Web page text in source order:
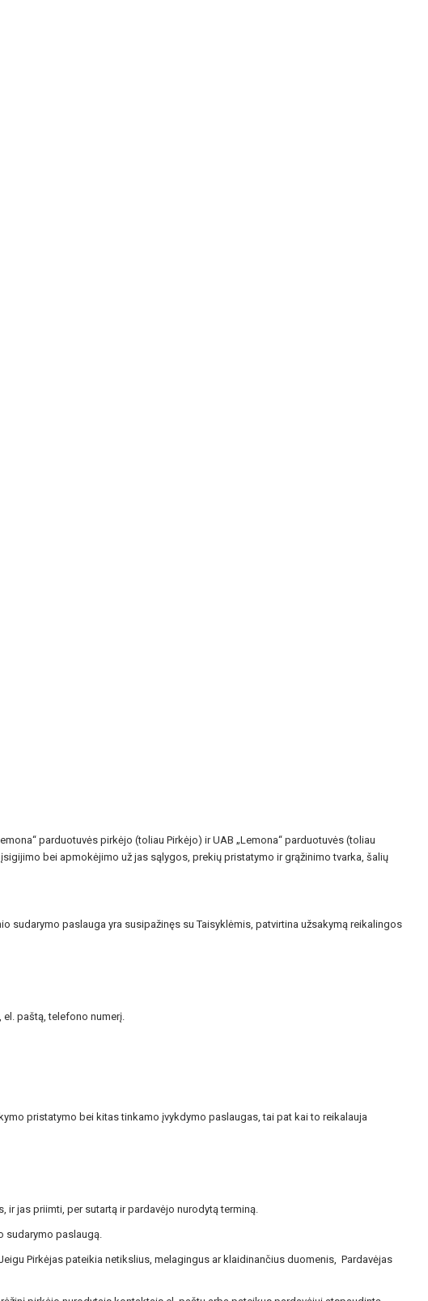
parduotuvės pirkėjo (toliau Pirkėjo) ir UAB „Lemona“ parduotuvės (toliau
įsigijimo bei apmokėjimo už jas sąlygos, prekių pristatymo ir grąžinimo tvarka, šalių
sudarymo paslauga yra susipažinęs su Taisyklėmis, patvirtina užsakymą reikalingos
paštą, telefono numerį.
pristatymo bei kitas tinkamo įvykdymo paslaugas, tai pat kai to reikalauja
jas priimti, per sutartą ir pardavėjo nurodytą terminą.
sudarymo paslaugą.
Pirkėjas pateikia netikslius, melagingus ar klaidinančius duomenis, Pardavėjas